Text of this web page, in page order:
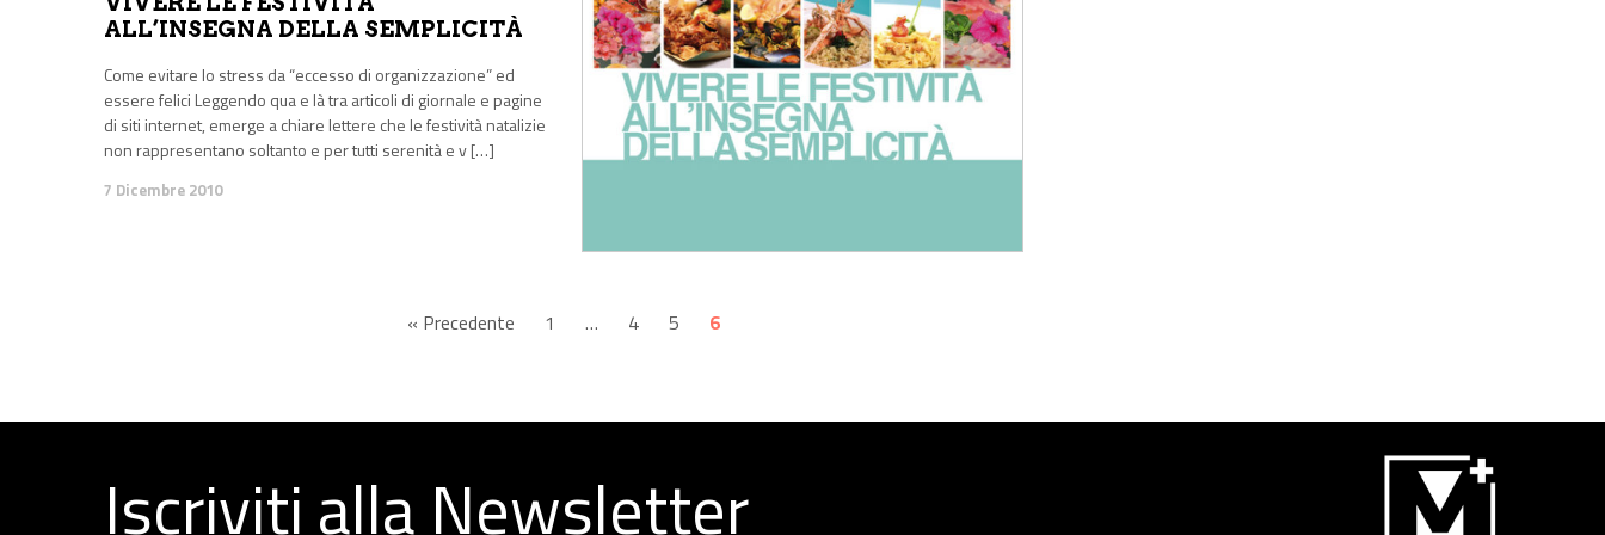
ALL’INSEGNA DELLA SEMPLICITÀ
Come evitare lo stress da “eccesso di organizzazione” ed
essere felici Leggendo qua e là tra articoli di giornale e pagine
di siti internet, emerge a chiare lettere che le festività natalizie
non rappresentano soltanto e per tutti serenità e v […]
7 Dicembre 2010
« Precedente 1 … 4 5 6
Iscriviti alla Newsletter